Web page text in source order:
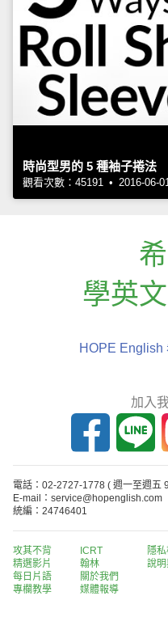
時尚型男的 5 種袖子捲法
觀看次數：45191 • 2016-06-01
學英
HOPE English
加入
電話：02-2727-1778 ( 週一至週五
E-mail：service@hopenglish.com
統編：24746401
攻其不背
精選影片
每日片語
專欄教學
ICRT
翰林
關於我們
媒體報導
隱
說